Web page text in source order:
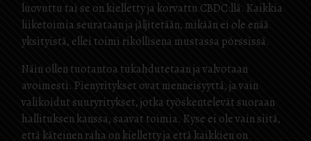
luovuttu tai se on kielletty ja korvattu CBDC:llä. Kaikkia
liiketoimia seurataan ja jäljitetään, mikään ei ole enää
yksityistä, ellei toimi rikollisena mustassa pörssissä.
Näin ollen tuotantoa tukahdutetaan ja valvotaan
avoimesti. Pienyritykset ovat menneisyyttä, ja vain
valikoidut suuryritykset, jotka työskentelevät suoraan
hallituksen kanssa, saavat toimia. Kyse ei ole vain siitä,
että käteinen raha on kielletty ja että kaikkien on